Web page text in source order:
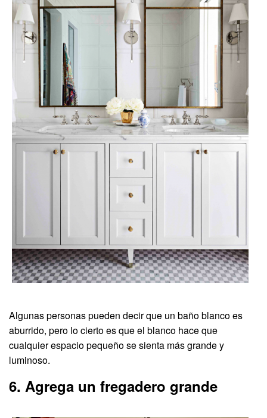
Algunas personas pueden decir que un baño blanco es
aburrido, pero lo cierto es que el blanco hace que
cualquier espacio pequeño se sienta más grande y
luminoso.
6. Agrega un fregadero grande